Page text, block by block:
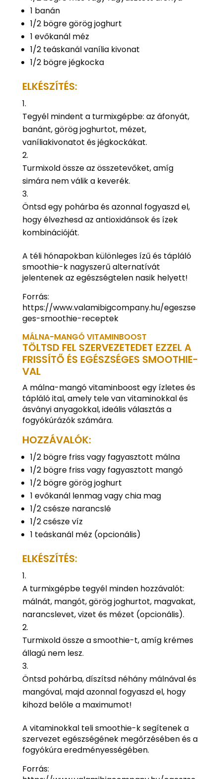
1 banán
1/2 bögre görög joghurt
1 evőkanál méz
1/2 teáskanál vanília kivonat
1/2 bögre jégkocka
ELKÉSZÍTÉS:
Tegyél mindent a turmixgépbe: az áfonyát,
banánt, görög joghurtot, mézet,
vaníliakivonatot és jégkockákat.
Turmixold össze az összetevőket, amíg
simára nem válik a keverék.
Öntsd egy pohárba és azonnal fogyaszd el,
hogy élvezhesd az antioxidánsok és ízek
kombinációját.
A téli hónapokban különleges ízű és tápláló
smoothie-k nagyszerű alternatívát
jelentenek az egészségtelen nasik helyett!
Forrás:
https://www.valamibigcompany.hu/egeszse
ges-smoothie-receptek
MÁLNA-MANGÓ VITAMINBOOST
TÖLTSD FEL SZERVEZETEDET EZZEL A
FRISSÍTŐ ÉS EGÉSZSÉGES SMOOTHIE-
VAL
A málna-mangó vitaminboost egy ízletes és
tápláló ital, amely tele van vitaminokkal és
ásványi anyagokkal, ideális választás a
fogyókúrázók számára.
HOZZÁVALÓK:
1/2 bögre friss vagy fagyasztott málna
1/2 bögre friss vagy fagyasztott mangó
1/2 bögre görög joghurt
1 evőkanál lenmag vagy chia mag
1/2 csésze narancslé
1/2 csésze víz
1 teáskanál méz (opcionális)
ELKÉSZÍTÉS:
A turmixgépbe tegyél minden hozzávalót:
málnát, mangót, görög joghurtot, magvakat,
narancslevet, vizet és mézet (opcionális).
Turmixold össze a smoothie-t, amíg krémes
állagú nem lesz.
Öntsd pohárba, díszítsd néhány málnával és
mangóval, majd azonnal fogyaszd el, hogy
kihozd belőle a maximumot!
A vitaminokkal teli smoothie-k segítenek a
szervezet egészségének megőrzésében és a
fogyókúra eredményességében.
Forrás: